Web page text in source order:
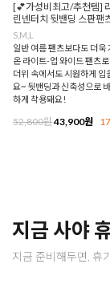
[💕가성비최고/추천템]
린넨터치 뒷밴딩 스판팬
S,M,L
일반 여름 팬츠보다도 더욱
온 라이트-업 와이드 팬츠
더위 속에서도 시원하게 입
요~ 뒷밴딩과 신축성으로
하게 착용돼요!
52,800원43,900원
지금 사야
지금 준비해두면, 휴